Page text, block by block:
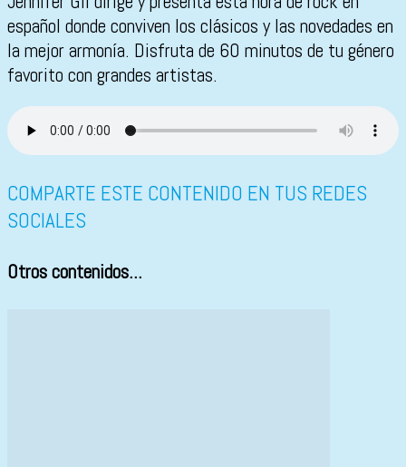
español donde conviven los clásicos y las novedades en
la mejor armonía. Disfruta de 60 minutos de tu género
favorito con grandes artistas.
COMPARTE ESTE CONTENIDO EN TUS REDES
SOCIALES
Otros contenidos...